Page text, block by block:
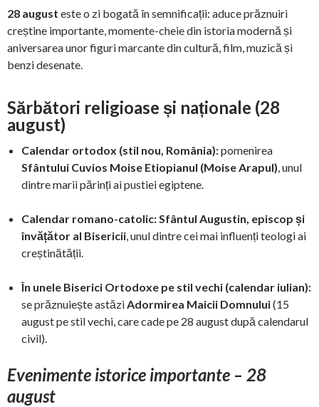
28 august este o zi bogată în semnificații: aduce prăznuiri
creștine importante, momente-cheie din istoria modernă și
aniversarea unor figuri marcante din cultură, film, muzică și
benzi desenate.
Sărbători religioase și naționale (28
august)
Calendar ortodox (stil nou, România):pomenirea
Sfântului Cuvios Moise Etiopianul (Moise Arapul) , unul
dintre marii părinți ai pustiei egiptene.
Calendar romano-catolic: Sfântul Augustin, episcop și
învățător al Bisericii , unul dintre cei mai influenți teologi ai
creștinătății.
În unele Biserici Ortodoxe pe stil vechi (calendar iulian):
se prăznuiește astăzi Adormirea Maicii Domnului(15
august pe stil vechi, care cade pe 28 august după calendarul
civil).
Evenimente istorice importante – 28
august